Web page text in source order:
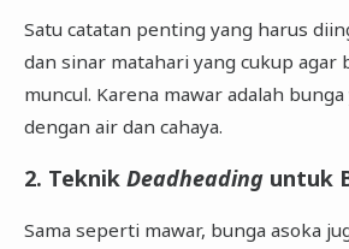
Satu catatan penting yang harus
dan sinar matahari yang cukup agar
muncul. Karena mawar adalah
dengan air dan cahaya.
2. Teknik Deadheadinguntuk
Sama seperti mawar, bunga asoka